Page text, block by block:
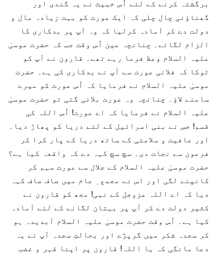
برگشتہ کرنے کے لئے اُس خبیث نے یہ گندی اور
گھناؤنی چال چلی کہ ایک عورت کو بہت زیادہ مال و
دولت دے کر آمادہ کرلیا کہ وہ آپ پر بدکاری کا
الزام لگائے۔ چنانچہ عین اُس وقت جب کہ حضرت موسیٰ
علیہ السلام وعظ فرما رہے تھے۔ قارون نے آپ کو
ٹوکا کہ فلانی عورت سے آپ نے بدکاری کی ہے۔ حضرت
موسیٰ علیہ السلام نے فرمایا کہ اُس عورت کو میرے
سامنے لاؤ۔ چنانچہ وہ عورت بلائی گئی تو حضرت موسیٰ
علیہ السلام نے فرمایا کہ اے عورت! اُس اللہ کی
قسم! جس نے بنی اسرائیل کے لئے دریا کو پھاڑ دیا۔
اور عافیت و سلامتی کے ساتھ دریا کے پار کرا کر
فرعون سے نجات دی۔ سچ سچ کہہ دے کہ واقعہ کیا ہے؟
حضرت موسیٰ علیہ السلام کے جلال سے عورت سہم کر
کانپنے لگی اور اس نے مجمع ِ عام میں صاف صاف کہہ
دیا کہ اے اللہ عزوجل کے نبی! مجھ کو قارون نے
کثیر دولت دے کر آپ پر بہتان لگانے کے لئے آمادہ
کیا ہے۔ اُس وقت حضرت موسیٰ علیہ السلام آبدیدہ ہو
کر سجدہ شکر میں گرپڑے اور بحالتِ سجدہ آپ نے یہ
دعا مانگی کہ یا اللہ! قارون پر اپنا قہر و غضب